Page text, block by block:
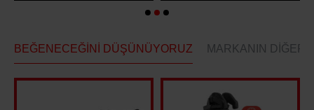
BEĞENECEĞINI DÜŞÜNÜYORUZ MARKANIN